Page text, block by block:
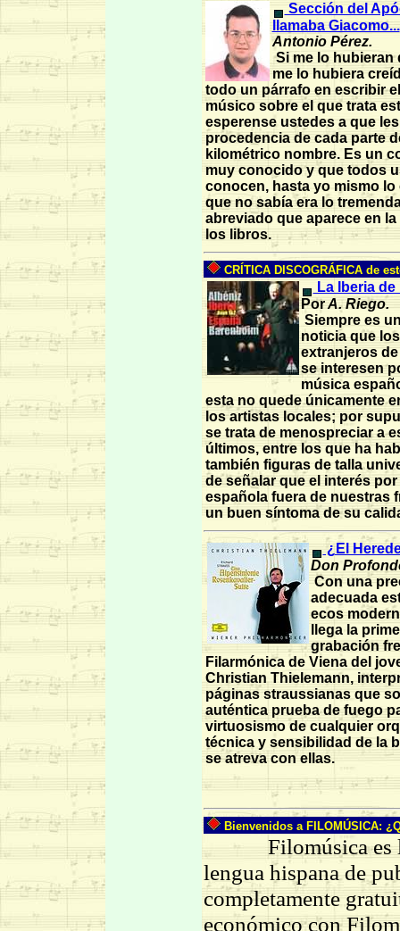
Sección del
llamaba Giacomo...
Antonio Pérez.
Si me lo hubieran
me lo hubiera
todo un párrafo en escribir
músico sobre el que trata
esperense ustedes a que
procedencia de cada parte
kilométrico nombre. Es un
muy conocido y que todos
conocen, hasta yo mismo lo
que no sabía era lo
abreviado que aparece en
los libros.
CRÍTICA DISCOGRÁFICA de
La Iberia
PorA. Riego.
Siempre es
noticia que
extranjeros
se interesen
música
esta no quede únicamente
los artistas locales; por
se trata de menospreciar a
últimos, entre los que ha
también figuras de talla
de señalar que el interés
española fuera de nuestras
un buen síntoma de su
¿El
Don
Con una
adecuada
ecos
llega la
grabación
Filarmónica de Viena del
Christian Thielemann,
páginas straussianas que
auténtica prueba de fuego
virtuosismo de cualquier
técnica y sensibilidad de la
se atreva con ellas.
Bienvenidos a FILOMÚSICA:
Filomúsica es la
lengua hispana de
completamente
económico con